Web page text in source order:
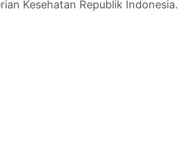
Kesehatan Republik Indonesia.